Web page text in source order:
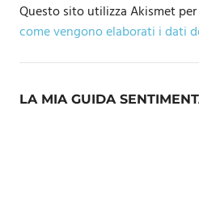
Questo sito utilizza Akismet
come vengono elaborati i dati
LA MIA GUIDA